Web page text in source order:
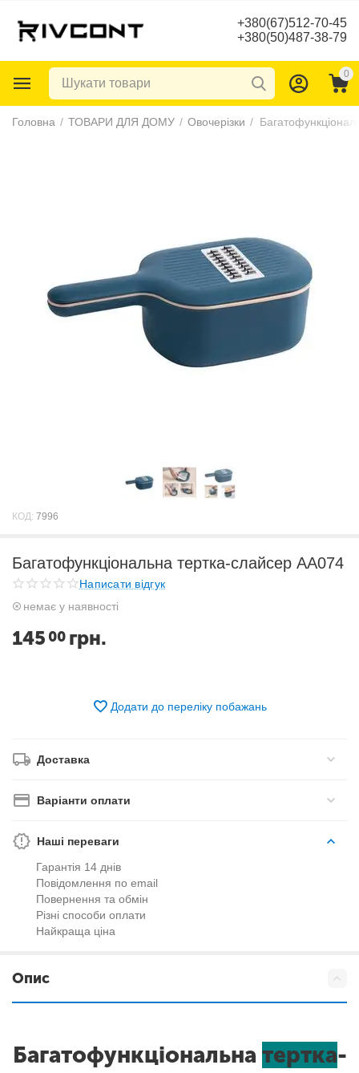
+380(67)512-70-45
+380(50)487-38-79
0
Головна / ТОВАРИ ДЛЯ ДОМУ / Овочерізки /
КОД: 7996
Багатофункціональна тертка-слайсер АА074
Написати відгук
немає у наявності
145 00 грн.
Додати до переліку побажань
Доставка
Варіанти оплати
Наші переваги
Гарантія 14 днів
Повідомлення по email
Повернення та обмін
Різні способи оплати
Найкраща ціна
Опис
Багатофункціональна тертка-